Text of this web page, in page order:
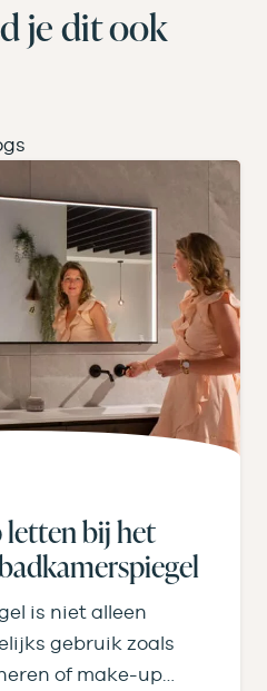
je dit ook
bij het
is niet alleen
gebruik zoals
of make-up